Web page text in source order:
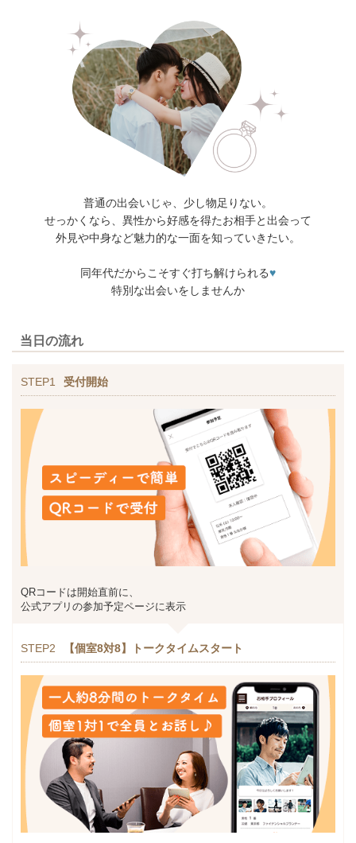
普通の出会いじゃ、少し物足りない。
せっかくなら、異性から好感を得たお相手と出会って
外見や中身など魅力的な一面を知っていきたい。
同年代だからこそすぐ打ち解けられる♥
特別な出会いをしませんか
当日の流れ
STEP1 受付開始
QRコードは開始直前に、
公式アプリの参加予定ページに表示
STEP2 【個室8対8】トークタイムスタート